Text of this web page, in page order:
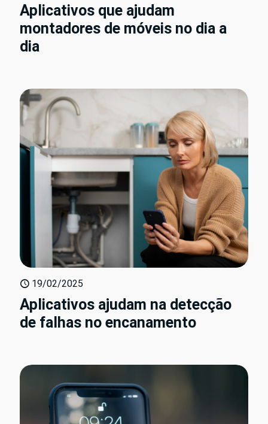
Aplicativos que ajudam
montadores de móveis no dia a
dia
19/02/2025
Aplicativos ajudam na detecção
de falhas no encanamento